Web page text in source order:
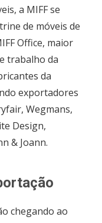
a MIFF se
de móveis de
Office, maior
trabalho da
da
exportadores
Wegmans,
Design,
& Joann.
chegando ao